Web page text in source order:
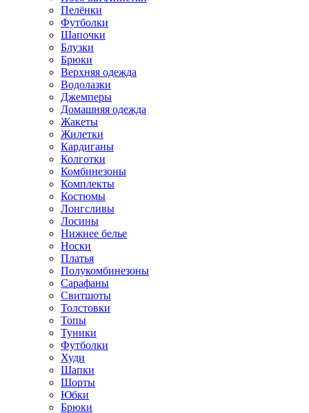
Пелёнки
Футболки
Шапочки
Блузки
Брюки
Верхняя одежда
Водолазки
Джемперы
Домашняя одежда
Жакеты
Жилетки
Кардиганы
Колготки
Комбинезоны
Комплекты
Костюмы
Лонгсливы
Лосины
Нижнее белье
Носки
Платья
Полукомбинезоны
Сарафаны
Свитшоты
Толстовки
Топы
Туники
Футболки
Худи
Шапки
Шорты
Юбки
Брюки